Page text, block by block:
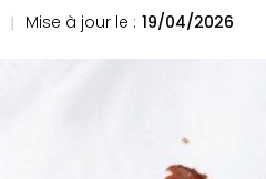
Mise à jour le : 19/04/2026